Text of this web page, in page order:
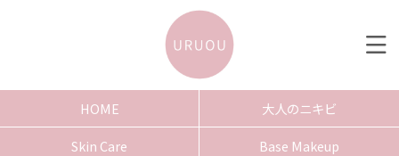
HOME
大人のニキビ
Skin Care
Base Makeup